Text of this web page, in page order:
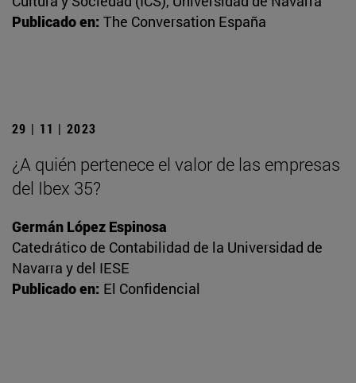
Publicado en: The Conversation España
29 | 11 | 2023
¿A quién pertenece el valor de las empresas
del Ibex 35?
Germán López Espinosa
Catedrático de Contabilidad de la Universidad de
Navarra y del IESE
Publicado en: El Confidencial